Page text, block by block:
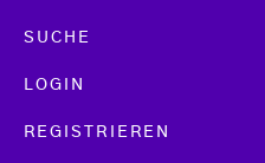
SUCHE
LOGIN
REGISTRIEREN